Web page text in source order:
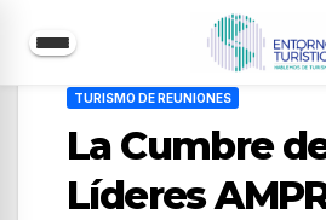
TURISMO DE REUNIONES
La Cumbre
Líderes